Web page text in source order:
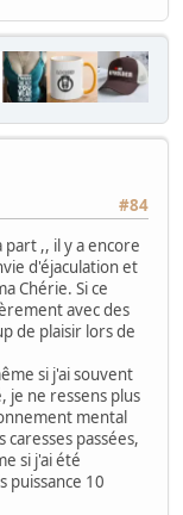
#84
,, il y a encore
d'éjaculation et
Chérie. Si ce
avec des
de plaisir lors de
si j'ai souvent
je ne ressens plus
mental
passées,
si j'ai été
puissance 10